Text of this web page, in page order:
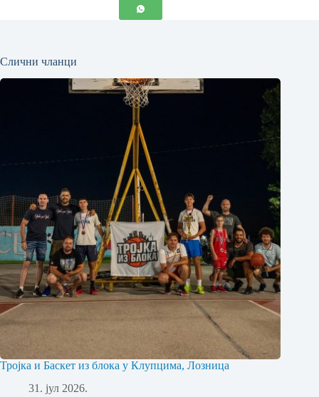
Слични чланци
Тројка и Баскет из блока у Клупцима, Лозница
31. јул 2026.